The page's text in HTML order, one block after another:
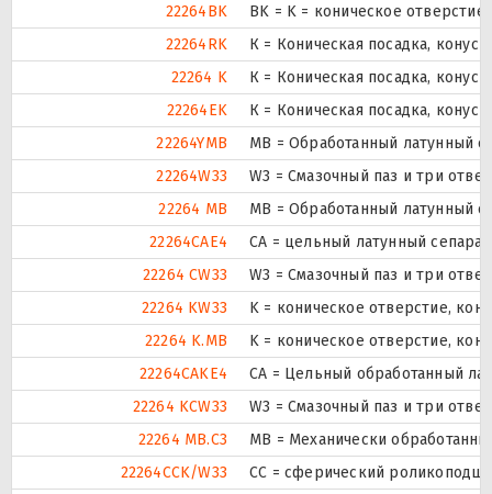
22264BK
BK = K = коническое
22264RK
К = Коническая посадка,
22264 K
К = Коническая посадка,
22264EK
К = Коническая посадка,
22264YMB
MB = Обработанный латунный
22264W33
W3 = Смазочный паз и три
22264 MB
MB = Обработанный латунный
22264CAE4
CA = цельный латунный
22264 CW33
W3 = Смазочный паз и три
22264 KW33
K = коническое отверстие,
22264 K.MB
K = коническое отверстие,
22264CAKE4
CA = Цельный обработанный
22264 KCW33
W3 = Смазочный паз и три
22264 MB.C3
MB = Механически
22264CCK/W33
CC = сферический